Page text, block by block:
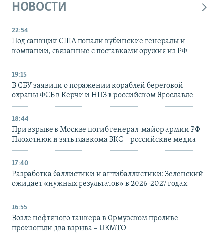
НОВОСТИ
22:54
Под санкции США попали кубинские генералы и
компании, связанные с поставками оружия из РФ
19:15
В СБУ заявили о поражении кораблей береговой
охраны ФСБ в Керчи и НПЗ в российском Ярославле
18:44
При взрыве в Москве погиб генерал-майор армии РФ
Плохотнюк и зять главкома ВКС – российские медиа
17:40
Разработка баллистики и антибаллистики: Зеленский
ожидает «нужных результатов» в 2026-2027 годах
16:55
Возле нефтяного танкера в Ормузском проливе
произошли два взрыва – UKMTO